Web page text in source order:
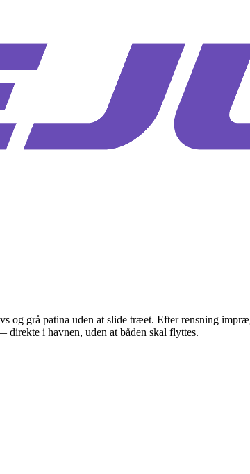
og grå patina uden at slide træet. Efter rensning
i havnen, uden at båden skal flyttes.